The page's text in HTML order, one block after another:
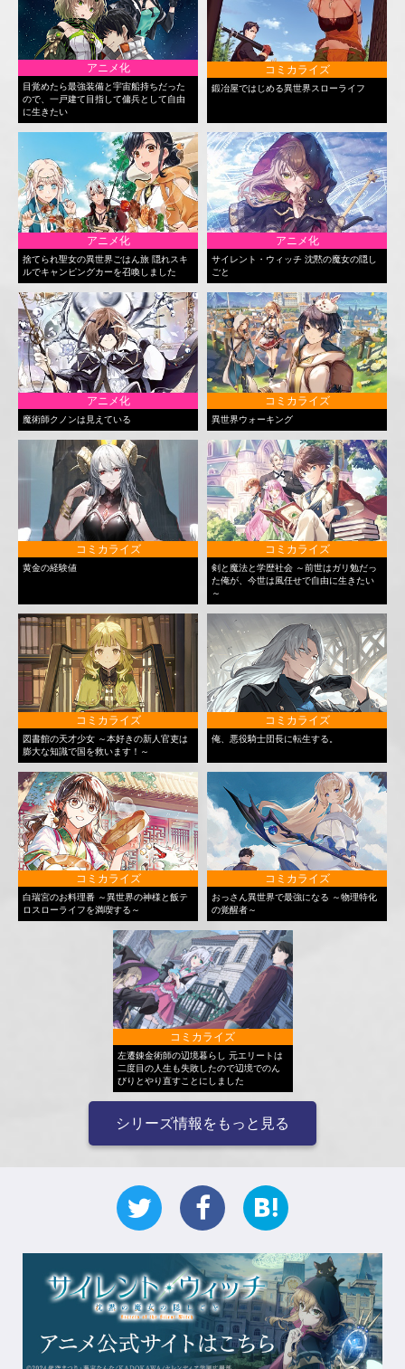
アニメ化
目覚めたら最強装備と宇宙船持ちだった
ので、一戸建て目指して傭兵として自由
に生きたい
コミカライズ
鍛冶屋ではじめる異世界スローライフ
アニメ化
捨てられ聖女の異世界ごはん旅 隠れスキ
ルでキャンピングカーを召喚しました
アニメ化
サイレント・ウィッチ 沈黙の魔女の隠し
ごと
アニメ化
魔術師クノンは見えている
コミカライズ
異世界ウォーキング
コミカライズ
黄金の経験値
コミカライズ
剣と魔法と学歴社会 ～前世はガリ勉だっ
た俺が、今世は風任せで自由に生きたい
～
コミカライズ
図書館の天才少女 ～本好きの新人官吏は
膨大な知識で国を救います！～
コミカライズ
俺、悪役騎士団長に転生する。
コミカライズ
白瑞宮のお料理番 ～異世界の神様と飯テ
ロスローライフを満喫する～
コミカライズ
おっさん異世界で最強になる ～物理特化
の覚醒者～
コミカライズ
左遷錬金術師の辺境暮らし 元エリートは
二度目の人生も失敗したので辺境でのん
びりとやり直すことにしました
シリーズ情報をもっと見る